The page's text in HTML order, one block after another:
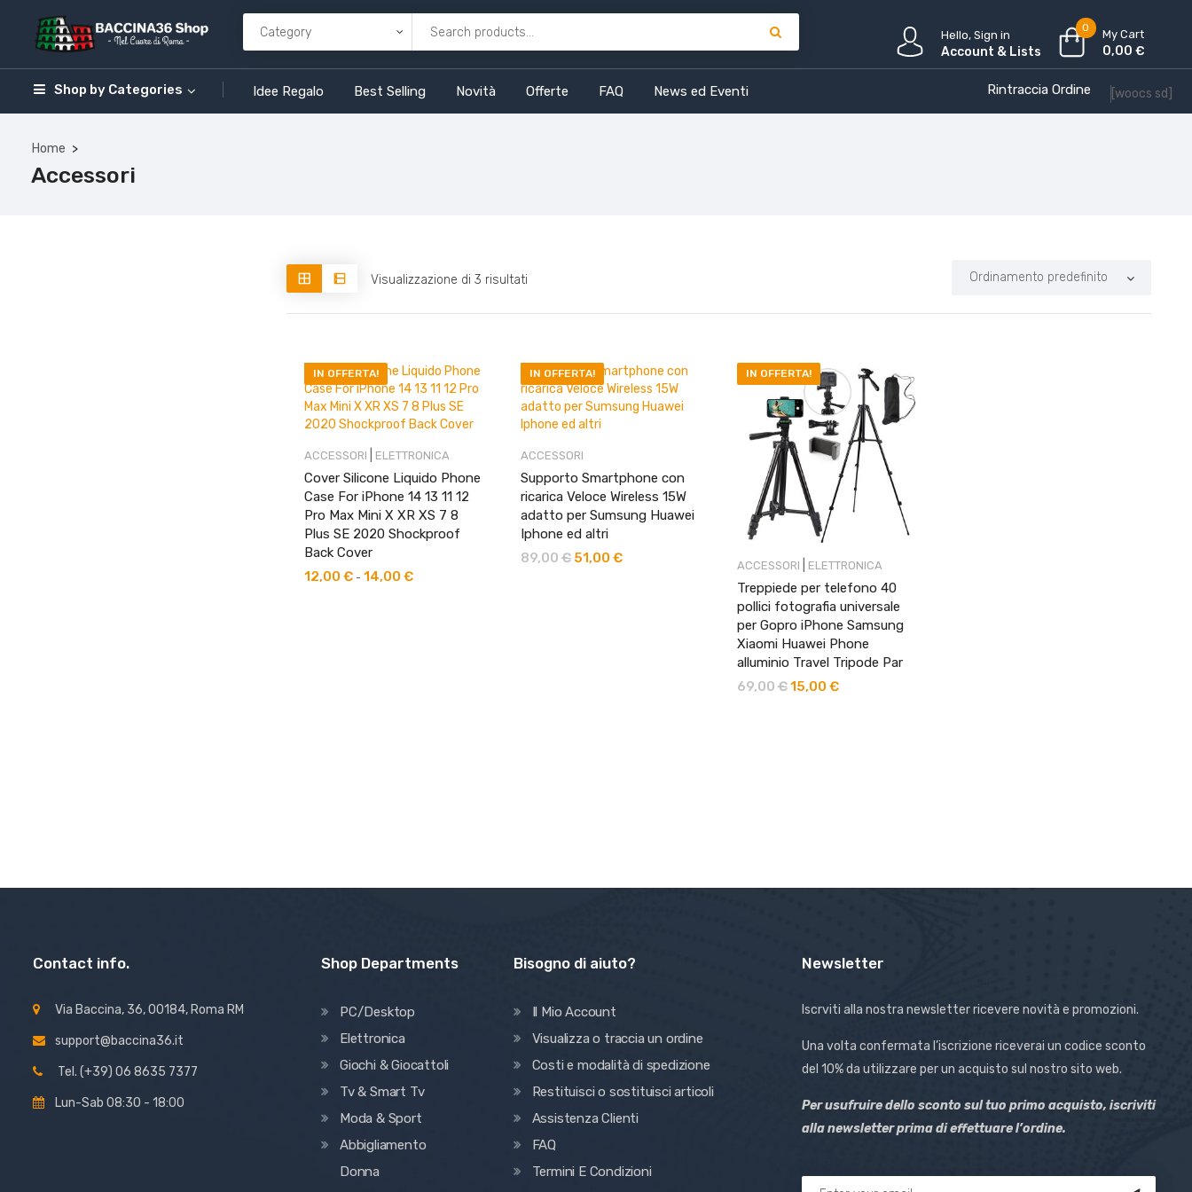
Hello, Sign in
Account & Lists
0 My Cart
0,00 €
Shop by Categories Idee Regalo Best Selling Novità Offerte FAQ News ed Eventi Rintraccia Ordine [woocs sd]
Home
Accessori
Visualizzazione di 3 risultati
IN OFFERTA!
ACCESSORI ELETTRONICA
Cover Silicone Liquido Phone
Case For iPhone 14 13 11 12
Pro Max Mini X XR XS 7 8
Plus SE 2020 Shockproof
Back Cover
12,00 € - 14,00 €Fascia
IN OFFERTA!
ACCESSORI
Supporto Smartphone con
ricarica Veloce Wireless 15W
adatto per Sumsung Huawei
Iphone ed altri
89,00 € Il51,00 €Il
IN OFFERTA!
ACCESSORI ELETTRONICA
Treppiede per telefono 40
pollici fotografia universale
per Gopro iPhone Samsung
Xiaomi Huawei Phone
alluminio Travel Tripode Par
69,00€ Il
15,00 €Il
Contact info.
Via Baccina, 36, 00184, Roma RM
support@baccina36.it
Tel. (+39) 06 8635 7377
Lun-Sab 08:30 - 18:00
Shop Departments
PC/Desktop
Elettronica
Giochi & Giocattoli
Tv & Smart Tv
Moda & Sport
Abbigliamento
Donna
Bisogno di aiuto?
Il Mio Account
Visualizza o traccia un ordine
Costi e modalità di spedizione
Restituisci o sostituisci articoli
Assistenza Clienti
FAQ
Termini E Condizioni
Newsletter
Iscrviti alla nostra newsletter ricevere novità e promozioni.
Una volta confermata l’iscrizione riceverai un codice sconto
del 10% da utilizzare per un acquisto sul nostro sito web.
Per usufruire dello sconto sul tuo primo acquisto, iscriviti
alla newsletter prima di effettuare l’ordine.